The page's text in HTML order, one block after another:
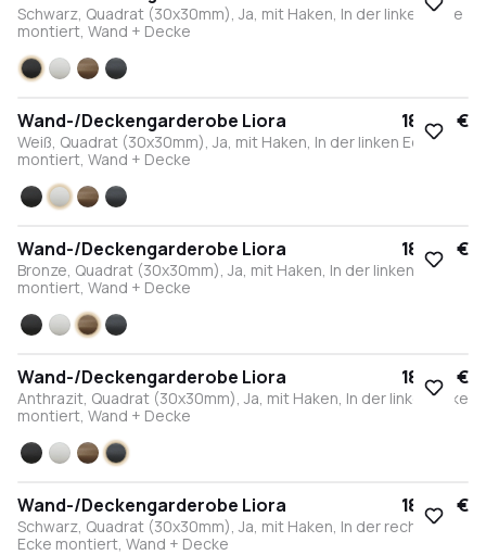
Schwarz, Quadrat (30x30mm), Ja, mit Haken, In der linken Ecke
montiert, Wand + Decke
Schwarz
WeißBronzeAnthrazit
Wand-/Deckengarderobe Liora
184,00 €
Weiß, Quadrat (30x30mm), Ja, mit Haken, In der linken Ecke
montiert, Wand + Decke
Schwarz
WeißBronzeAnthrazit
Wand-/Deckengarderobe Liora
184,00 €
Bronze, Quadrat (30x30mm), Ja, mit Haken, In der linken Ecke
montiert, Wand + Decke
Schwarz
WeißBronzeAnthrazit
Wand-/Deckengarderobe Liora
184,00 €
Anthrazit, Quadrat (30x30mm), Ja, mit Haken, In der linken Ecke
montiert, Wand + Decke
Schwarz
WeißBronzeAnthrazit
Wand-/Deckengarderobe Liora
184,00 €
Schwarz, Quadrat (30x30mm), Ja, mit Haken, In der rechten
Ecke montiert, Wand + Decke